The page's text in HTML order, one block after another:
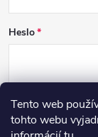
Tento web
tohto webu
Heslo
PRIHLÁSIŤ SA